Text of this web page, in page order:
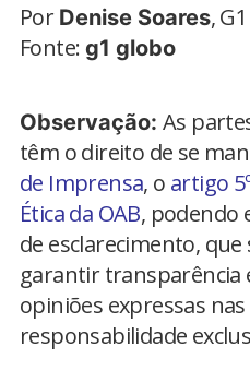
Por Denise Soares,
Fonte: g1 globo
Observação: As
têm o direito de se
de Imprensa, o artigo
Ética da OAB, podendo
de esclarecimento,
garantir transparência
opiniões expressas
responsabilidade